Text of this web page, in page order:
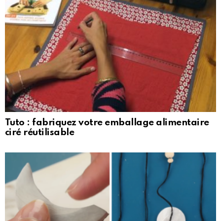
Tuto : fabriquez votre emballage alimentaire
ciré réutilisable